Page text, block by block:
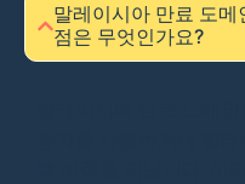
말레이시아 만료 도
점은 무엇인가요?